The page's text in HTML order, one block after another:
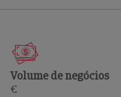
Volume de negócios
€